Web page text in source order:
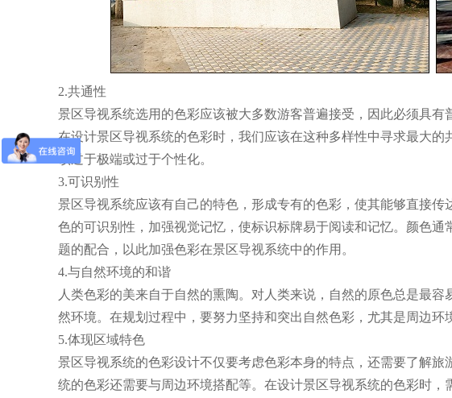
2.共通性
景区导视系统选用的色彩应该被大多数游客普遍接受，因此必须具
在设计景区导视系统的色彩时，我们应该在这种多样性中寻求最大
该过于极端或过于个性化。
3.可识别性
景区导视系统应该有自己的特色，形成专有的色彩，使其能够直接
色的可识别性，加强视觉记忆，使标识标牌易于阅读和记忆。颜色
题的配合，以此加强色彩在景区导视系统中的作用。
4.与自然环境的和谐
人类色彩的美来自于自然的熏陶。对人类来说，自然的原色总是最
然环境。在规划过程中，要努力坚持和突出自然色彩，尤其是周边环
5.体现区域特色
景区导视系统的色彩设计不仅要考虑色彩本身的特点，还需要了解
统的色彩还需要与周边环境搭配等。在设计景区导视系统的色彩时